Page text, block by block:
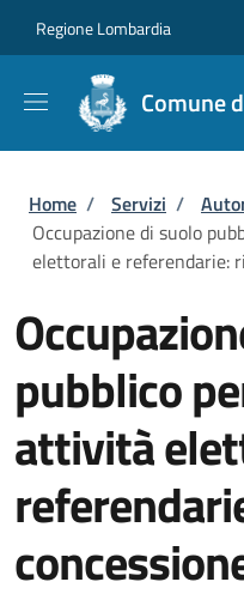
Regione Lombardia
Comune
Briciole di
Home / Servizi /
Occupazione di suolo
elettorali e referendarie:
pubblico
attività